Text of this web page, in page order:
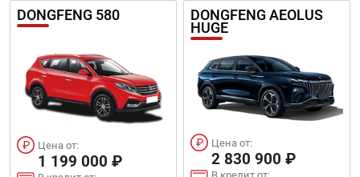
Цена от:
2 640 000 ₽
36 020 ₽/мес.
Цена от:
2 960 000 ₽
В кредит от:
40 386 ₽/мес.
FORTUNER RAV4
DONGFENG 580
Цена от:
1 199 000 ₽
DONGFENG AEOLUS
HUGE
Цена от:
2 830 900 ₽